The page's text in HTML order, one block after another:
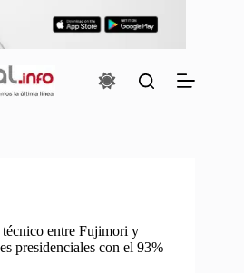
técnico entre Fujimori y
presidenciales con el 93%